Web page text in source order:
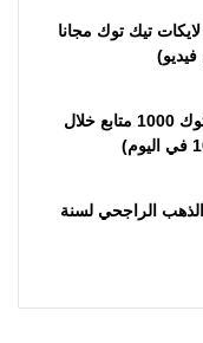
تيك توك مجانا
زيادة متابعين تيك توك 1000 متابع خلال
الراجحي لسنة